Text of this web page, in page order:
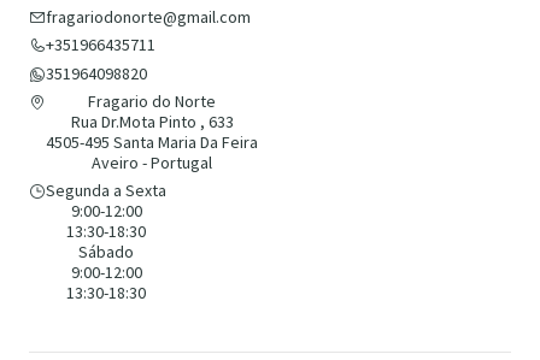
fragariodonorte@gmail.com
+351966435711
351964098820
Fragario do Norte
Rua Dr.Mota Pinto , 633
4505-495 Santa Maria Da Feira
Aveiro - Portugal
Segunda a Sexta
9:00-12:00
13:30-18:30
Sábado
9:00-12:00
13:30-18:30